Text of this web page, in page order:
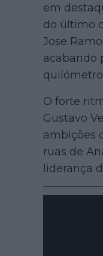
em
do último
Jose
acabando
O forte
Gustavo
ambições
ruas de
liderança